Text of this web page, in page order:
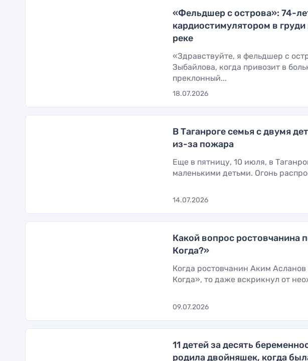
«Фельдшер с острова»: 74-
кардиостимулятором в
реке
«Здравствуйте, я фельдшер с
Зыбайлова, когда привозит в
преклонный...
18.07.2026
В Таганроге семья с двумя
из-за пожара
Еще в пятницу, 10 июля, в
маленькими детьми. Огонь
14.07.2026
Какой вопрос ростовчанина
Когда?»
Когда ростовчанин Аким
Когда», то даже вскрикнул от
09.07.2026
11 детей за десять
родила двойняшек, когда